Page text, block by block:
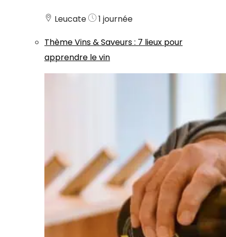
Leucate
1 journée
ThèmeVins & Saveurs: 7 lieux pour
apprendre le vin